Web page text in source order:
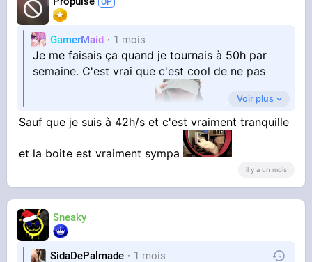
GamerMaid 1 mois
Je me faisais ça quand je tournais à 50h par
semaine. C'est vrai que c'est cool de ne pas
Voir plus
Sauf que je suis à 42h/s et c'est vraiment tranquille
et la boite est vraiment sympa
il y a un mois
Sneaky
SidaDePalmade 1 mois